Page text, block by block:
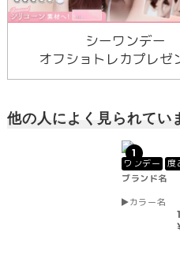
シーワンデー
オフショトレカプレゼ
他の人によく見られてい
1
ワンデー
度
ブランド名
カラー名